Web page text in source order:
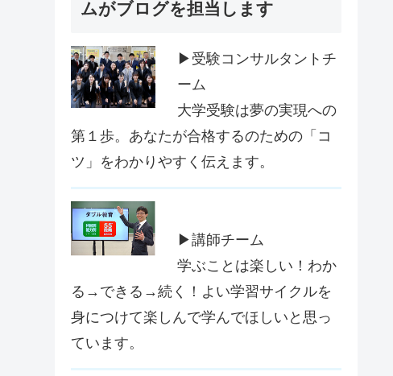
ムがブログを担当します
▶受験コンサルタントチ
ーム
大学受験は夢の実現への
第１歩。あなたが合格するのための「コ
ツ」をわかりやすく伝えます。
▶講師チーム
学ぶことは楽しい！わか
る→できる→続く！よい学習サイクルを
身につけて楽しんで学んでほしいと思っ
ています。